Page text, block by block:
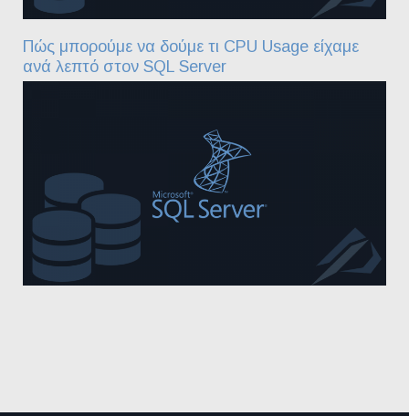
Πώς μπορούμε να δούμε τι CPU Usage είχαμε
ανά λεπτό στον SQL Server